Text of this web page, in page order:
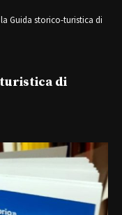
Guida storico-turistica di
turistica di